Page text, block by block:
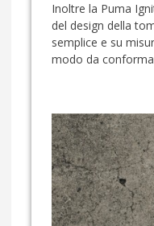
Inoltre la Puma
del design della
semplice e su
modo da